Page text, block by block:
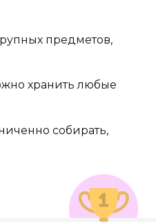
предметов,
хранить любые
собирать,